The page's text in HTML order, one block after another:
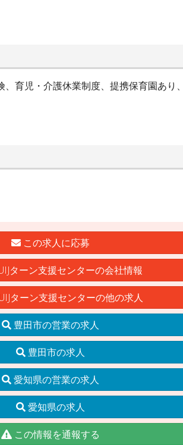
育児・介護休業制度、提携保育園あり
この求人に応募
ターン支援センターの会社情報
ターン支援センターの他の求人
豊田市の営業の求人
豊田市の求人
愛知県の営業の求人
愛知県の求人
この情報を通報する